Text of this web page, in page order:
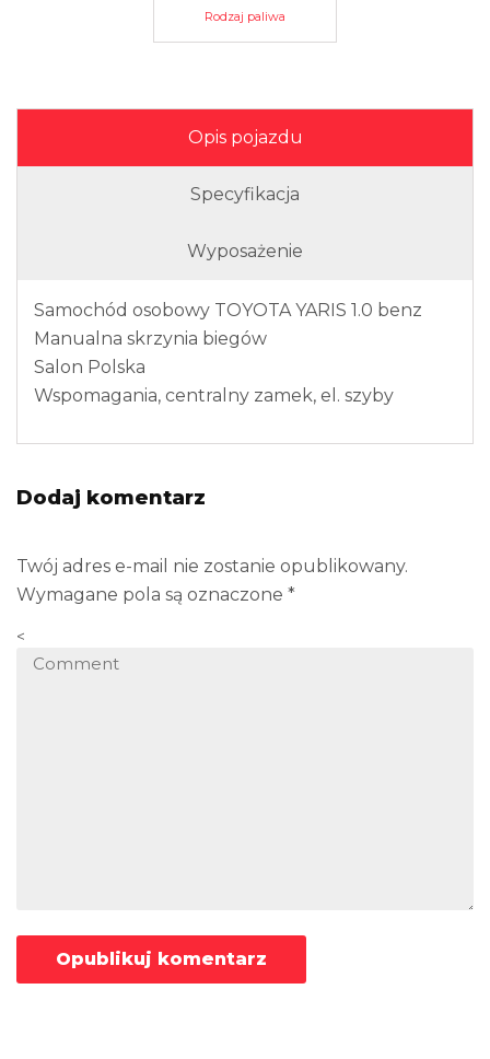
Rodzaj paliwa
Opis pojazdu
Specyfikacja
Wyposażenie
Samochód osobowy TOYOTA YARIS 1.0 benz
Manualna skrzynia biegów
Salon Polska
Wspomagania, centralny zamek, el. szyby
Dodaj komentarz
Twój adres e-mail nie zostanie opublikowany.
Wymagane pola są oznaczone *
<